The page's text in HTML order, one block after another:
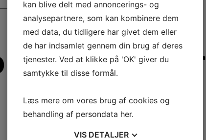
kan blive delt med annoncerings- og
analysepartnere, som kan kombinere dem
med data, du tidligere har givet dem eller
de har indsamlet gennem din brug af deres
tjenester. Ved at klikke på 'OK' giver du
samtykke til disse formål.
Læs mere om vores brug af cookies og
behandling af persondata her.
VIS DETALJER